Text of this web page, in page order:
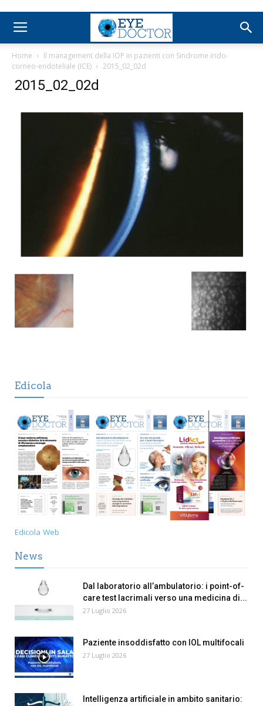
Home
Il management della IOP in pazienti con Sindrome irido-
corneo-endoteliale (ICE)
2015_02_02d
2015_02_02d
Edicola
Edicola Web
News
Dal laboratorio all’ambulatorio: i point-of-
care test lacrimali verso una medicina di...
27 Luglio 2026
Paziente insoddisfatto con IOL multifocali
27 Luglio 2026
Intelligenza artificiale in ambito sanitario: